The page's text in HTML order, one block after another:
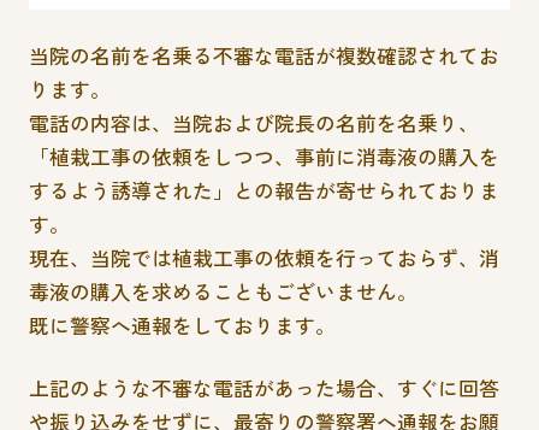
当院の名前を名乗る不審な電話が複数確認されてお
ります。
電話の内容は、当院および院長の名前を名乗り、
「植栽工事の依頼をしつつ、事前に消毒液の購入を
するよう誘導された」との報告が寄せられておりま
す。
現在、当院では植栽工事の依頼を行っておらず、消
毒液の購入を求めることもございません。
既に警察へ通報をしております。
上記のような不審な電話があった場合、すぐに回答
や振り込みをせずに、最寄りの警察署へ通報をお願